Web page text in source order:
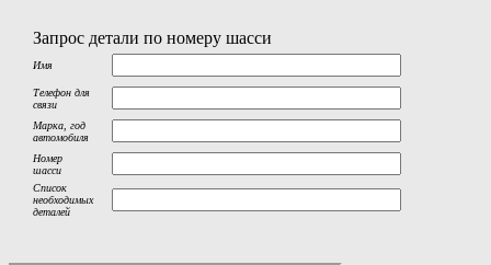
Запрос детали по номеру шасси
Имя
Телефон для
связи
Марка, год
автомобиля
Номер
шасси
Список
необходимых
деталей